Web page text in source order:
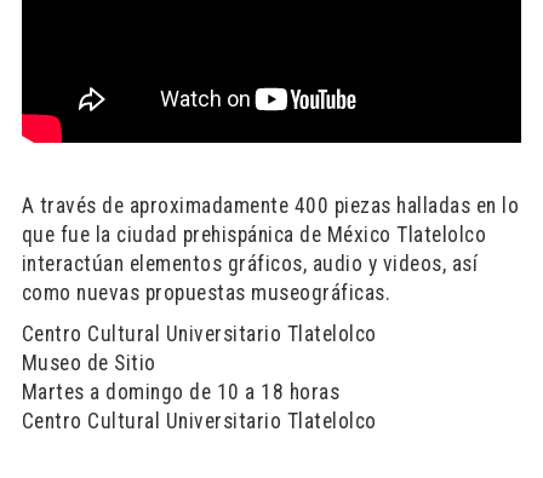
A través de aproximadamente 400 piezas halladas en lo
que fue la ciudad prehispánica de México Tlatelolco
interactúan elementos gráficos, audio y videos, así
como nuevas propuestas museográficas.
Centro Cultural Universitario Tlatelolco
Museo de Sitio
Martes a domingo de 10 a 18 horas
Centro Cultural Universitario Tlatelolco